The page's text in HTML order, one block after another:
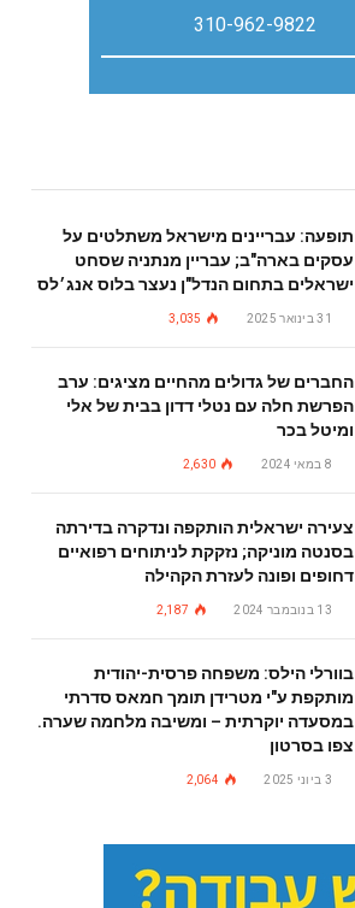
310-962-9822
תופעה: עבריינים מישראל משתלטים על
עסקים בארה"ב; עבריין מנתניה שסחט
ישראלים בתחום הנדל"ן נעצר בלוס אנג׳לס
31 בינואר 2025 3,035
החברים של גדולים מהחיים מציגים: ערב
הפרשת חלה עם נטלי דדון בבית של אלי
ומיטל בכר
8 במאי 2024 2,630
צעירה ישראלית הותקפה ונדקרה בדירתה
בסנטה מוניקה; נזקקת לניתוחים רפואיים
דחופים ופונה לעזרת הקהילה
13 בנובמבר 2024 2,187
בוורלי הילס: משפחה פרסית-יהודית
מותקפת ע"י מטרידן תומך חמאס סדרתי
במסעדה יוקרתית – ומשיבה מלחמה שערה.
צפו בסרטון
3 ביוני 2025 2,064